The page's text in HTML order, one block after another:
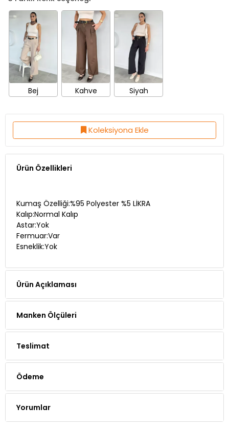
Bej Kahve Siyah
Koleksiyona Ekle
Ürün Özellikleri
Kalıp:Normal Kalıp
Astar:Yok
Fermuar:Var
Esneklik:Yok
Ürün Açıklaması
Manken Ölçüleri
Teslimat
Ödeme
Yorumlar